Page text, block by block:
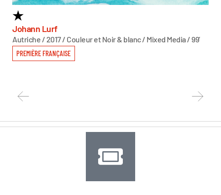
★
Johann Lurf
Autriche / 2017 / Couleur et Noir & blanc / Mixed Media / 99’
PREMIÈRE FRANÇAISE